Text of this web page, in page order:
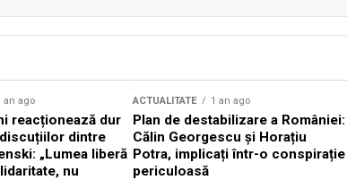
an ago
reacționează dur
dintre
„Lumea liberă
nu
ACTUALITATE 1 an ago
Plan de destabilizare a României:
Călin Georgescu și Horațiu
Potra, implicați într-o conspirație
periculoasă